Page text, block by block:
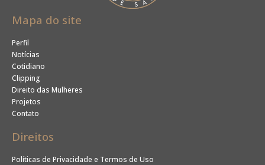
Mapa do site
Perfil
Notícias
Cotidiano
Clipping
Direito das Mulheres
Projetos
Contato
Direitos
Políticas de Privacidade e Termos de Uso